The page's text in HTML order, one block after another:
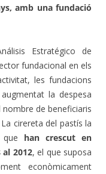
amb una fundació
Estratégico de
fundacional en els
les fundacions
la despesa
de beneficiaris
cirereta del pastís la
han crescut en
al 2012, el que suposa
econòmicament